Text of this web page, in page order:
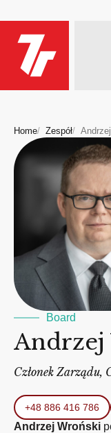
Home Zespół
Board
Członek Zarządu,
+48 886 416 786
Andrzej Wroński